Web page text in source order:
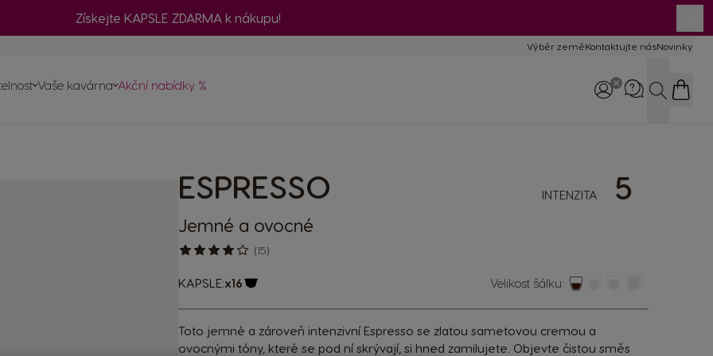
Získejte KAPSLE ZDARMA k nákupu!
Výběr zeměKontaktujte násNovinky
Vaše kavárna Akční nabídky %
800 135 135
8:00–17:00
Hledat
ESPRESSO
Jemné a ovocné
INTENZITA 5
(15)
KAPSLE:x16 Velikost šálku:
Toto jemné a zároveň intenzivní Espresso se zlatou sametovou cremou a
ovocnými tóny, které se pod ní skrývají, si hned zamilujete. Objevte čistou směs